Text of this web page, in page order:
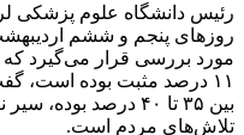
رئیس دانشگاه علوم پزشکی
۱۱ درصد مثبت بوده است،
بین ۳۵ تا ۴۰ درصد
تلاش‌های مردم است.